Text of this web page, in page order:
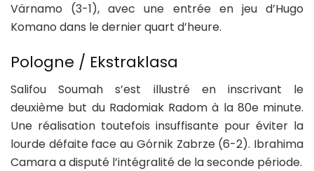
Värnamo (3-1), avec une entrée en jeu d’Hugo
Komano dans le dernier quart d’heure.
Pologne / Ekstraklasa
Salifou Soumah s’est illustré en inscrivant le
deuxième but du Radomiak Radom à la 80e minute.
Une réalisation toutefois insuffisante pour éviter la
lourde défaite face au Górnik Zabrze (6-2). Ibrahima
Camara a disputé l’intégralité de la seconde période.